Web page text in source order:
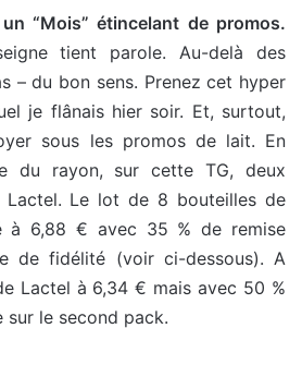
“Mois” étincelant de promos.
tient parole. Au-delà des
– du bon sens. Prenez cet hyper
je flânais hier soir. Et, surtout,
sous les promos de lait. En
du rayon, sur cette TG, deux
Lactel. Le lot de 8 bouteilles de
à 6,88 € avec 35 % de remise
de fidélité (voir ci-dessous). A
Lactel à 6,34 € mais avec 50 %
sur le second pack.